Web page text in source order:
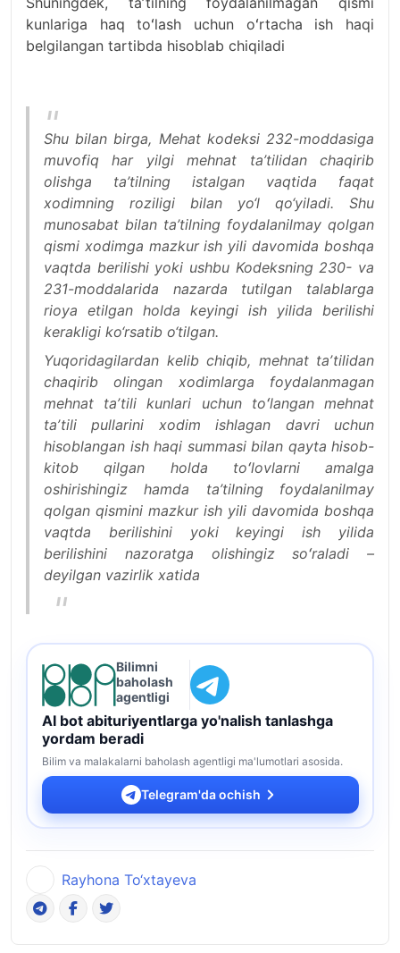
kunlariga haq toʻlash uchun oʻrtacha ish haqi
belgilangan tartibda hisoblab chiqiladi
Shu bilan birga, Mehat kodeksi 232-moddasiga
muvofiq har yilgi mehnat ta’tilidan chaqirib
olishga ta’tilning istalgan vaqtida faqat
xodimning roziligi bilan yo‘l qo‘yiladi. Shu
munosabat bilan ta’tilning foydalanilmay qolgan
qismi xodimga mazkur ish yili davomida boshqa
vaqtda berilishi yoki ushbu Kodeksning 230- va
231-moddalarida nazarda tutilgan talablarga
rioya etilgan holda keyingi ish yilida berilishi
kerakligi ko‘rsatib o‘tilgan.
Yuqoridagilardan kelib chiqib, mehnat taʼtilidan
chaqirib olingan xodimlarga foydalanmagan
mehnat taʼtili kunlari uchun toʻlangan mehnat
taʼtili pullarini xodim ishlagan davri uchun
hisoblangan ish haqi summasi bilan qayta hisob-
kitob qilgan holda toʻlovlarni amalga
oshirishingiz hamda ta’tilning foydalanilmay
qolgan qismini mazkur ish yili davomida boshqa
vaqtda berilishini yoki keyingi ish yilida
berilishini nazoratga olishingiz soʻraladi –
deyilgan vazirlik xatida
Bilimni
baholash
agentligi
AI bot abituriyentlarga yo'nalish tanlashga
yordam beradi
Bilim va malakalarni baholash agentligi ma'lumotlari asosida.
Telegram'da ochish
Rayhona To‘xtayeva